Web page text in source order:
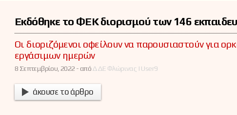
Εκδόθηκε το ΦΕΚ διορισμού των 146
Οι διοριζόμενοι οφείλουν να παρουσιαστούν για
εργάσιμων ημερών
8 Σεπτεμβρίου, 2022 -απόΔΔΕ Φλώρινας | User9
άκουσε το άρθρο